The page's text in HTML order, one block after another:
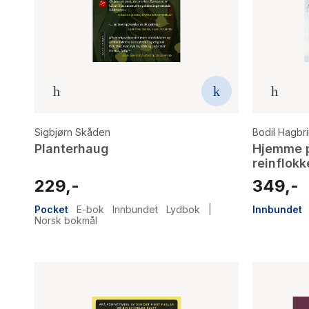
Sigbjørn Skåden
Planterhaug
229,-
Pocket E-bok Innbundet Lydbok
Norsk bokmål
Bodil
Hjemme
349,-
Innbundet